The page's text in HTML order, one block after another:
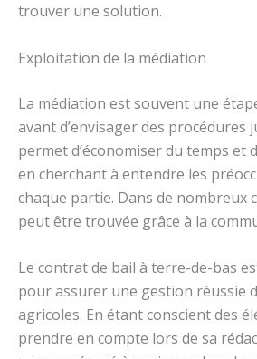
trouver une solution.
Exploitation de la médiation
La médiation est souvent une
avant d’envisager des procédures
permet d’économiser du temps et
en cherchant à entendre les
chaque partie. Dans de nombreux
peut être trouvée grâce à la
Le contrat de bail à terre-de-bas
pour assurer une gestion réussie
agricoles. En étant conscient des
prendre en compte lors de sa